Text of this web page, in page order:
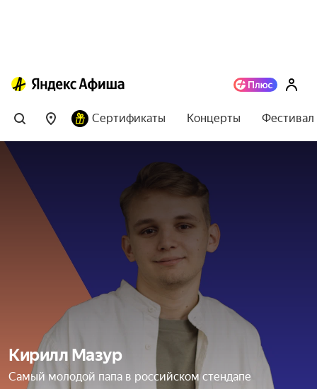
Сертификаты Концерты
Кирилл Мазур
Самый молодой папа в российском стендапе